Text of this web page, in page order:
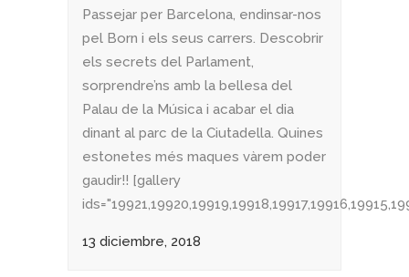
Passejar per Barcelona, endinsar-nos
pel Born i els seus carrers. Descobrir
els secrets del Parlament,
sorprendre’ns amb la bellesa del
Palau de la Música i acabar el dia
dinant al parc de la Ciutadella. Quines
estonetes més maques vàrem poder
gaudir!! [gallery
13 diciembre, 2018